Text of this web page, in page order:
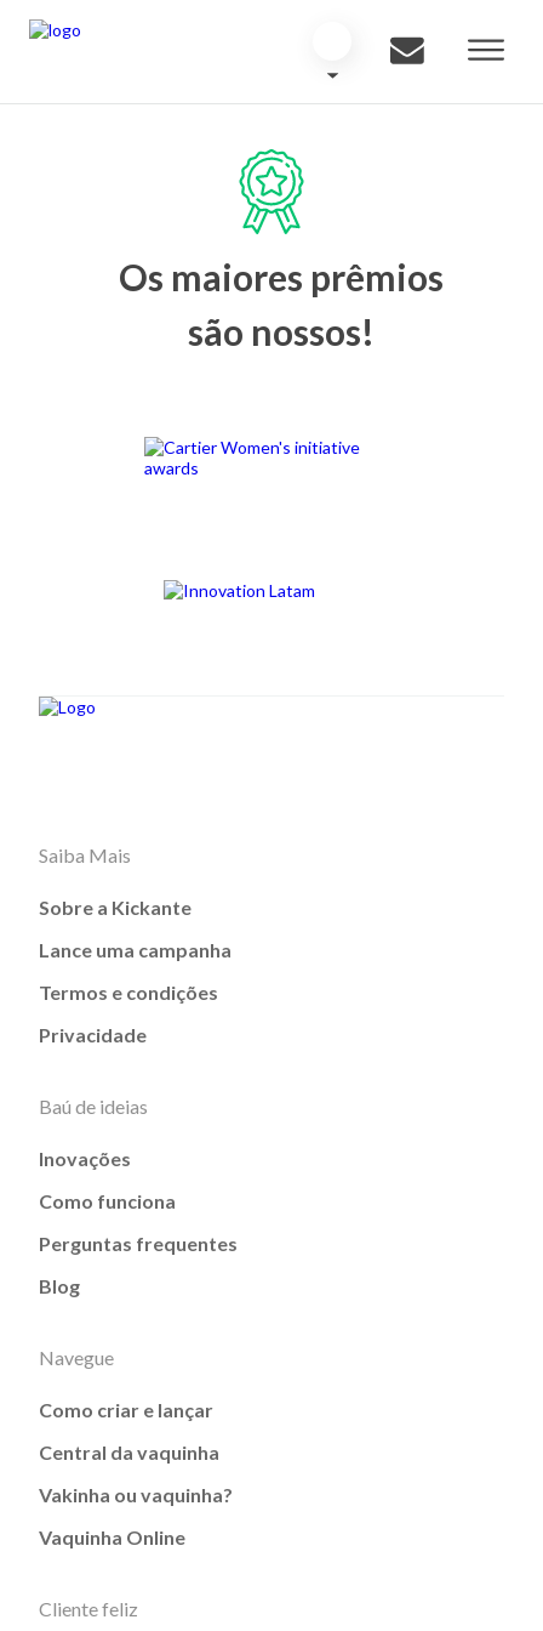
Os maiores prêmios
são nossos!
Saiba Mais
Sobre a Kickante
Lance uma campanha
Termos e condições
Privacidade
Baú de ideias
Inovações
Como funciona
Perguntas frequentes
Blog
Navegue
Como criar e lançar
Central da vaquinha
Vakinha ou vaquinha?
Vaquinha Online
Cliente feliz